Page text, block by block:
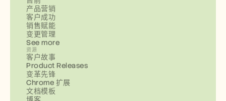
产品营销
客户成功
销售赋能
变更管理
See more
资源
客户故事
Product Releases
变革先锋
Chrome 扩展
文档模板